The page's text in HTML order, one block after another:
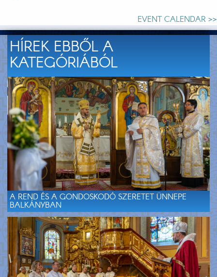
EVENT CALENDAR >>
HÍREK EBBŐL A
KATEGÓRIÁBÓL
A REND ÉS A GONDOSKODÓ SZERETET ÜNNEPE
BALKÁNYBAN